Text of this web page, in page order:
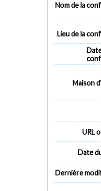
Nom de la
Lieu de la
Maison
URL
Date
Dernière